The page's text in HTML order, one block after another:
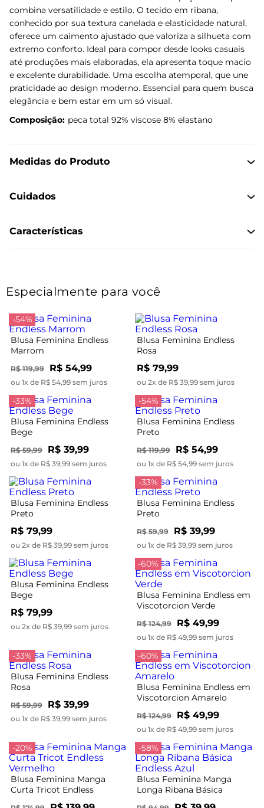
combina versatilidade e estilo. O tecido em ribana,
conhecido por sua textura canelada e elasticidade natural,
oferece um caimento ajustado que valoriza a silhueta com
extremo conforto. Ideal para compor desde looks casuais
até produções mais elaboradas, ela apresenta toque macio
e excelente durabilidade. Uma escolha atemporal, que une
praticidade ao design moderno. Essencial para quem busca
elegância e bem estar em um só visual.
Composição: peca total 92% viscose 8% elastano
Medidas do Produto
Cuidados
Características
Especialmente para você
-54%
Blusa Feminina Endless
Marrom
R$ 119,99 R$ 54,99
ou 1x de R$ 54,99 sem juros
Blusa Feminina Endless
Rosa
R$ 79,99
ou 2x de R$ 39,99 sem juros
-33%
Blusa Feminina Endless
Bege
R$ 59,99 R$ 39,99
ou 1x de R$ 39,99 sem juros
-54%
Blusa Feminina Endless
Preto
R$ 119,99 R$ 54,99
ou 1x de R$ 54,99 sem juros
Blusa Feminina Endless
Preto
R$ 79,99
ou 2x de R$ 39,99 sem juros
-33%
Blusa Feminina Endless
Preto
R$ 59,99 R$ 39,99
ou 1x de R$ 39,99 sem juros
Blusa Feminina Endless
Bege
R$ 79,99
ou 2x de R$ 39,99 sem juros
-60%
Blusa Feminina Endless em
Viscotorcion Verde
R$ 124,99 R$ 49,99
ou 1x de R$ 49,99 sem juros
-33%
Blusa Feminina Endless
Rosa
R$ 59,99 R$ 39,99
ou 1x de R$ 39,99 sem juros
-60%
Blusa Feminina Endless em
Viscotorcion Amarelo
R$ 124,99 R$ 49,99
ou 1x de R$ 49,99 sem juros
-20%
Blusa Feminina Manga
Curta Tricot Endless
-58%
Blusa Feminina Manga
Longa Ribana Básica
Endless Azul